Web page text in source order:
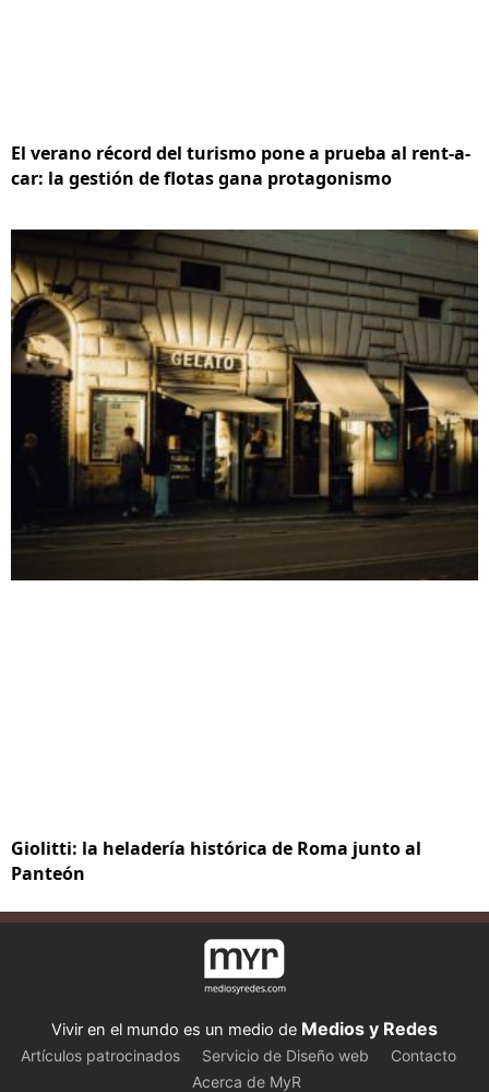
El verano récord del turismo pone a prueba al rent-a-
car: la gestión de flotas gana protagonismo
Giolitti: la heladería histórica de Roma junto al
Panteón
Vivir en el mundo es un medio de Medios y Redes
Artículos patrocinados Servicio de Diseño web
Contacto
Acerca de MyR